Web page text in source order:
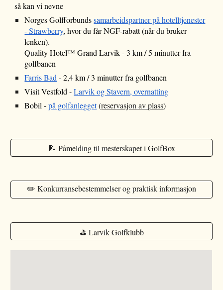
så kan vi nevne
Norges Golfforbunds samarbeidspartner på hotelltjenester
- Strawberry, hvor du får NGF-rabatt (når du bruker
lenken).
Quality Hotel™ Grand Larvik - 3 km / 5 minutter fra
golfbanen
Farris Bad - 2,4 km / 3 minutter fra golfbanen
Visit Vestfold - Larvik og Stavern, overnatting
Bobil - på golfanlegget(reservasjon av plass)
📝 Påmelding til mesterskapet i GolfBox
✏️ Konkurransebestemmelser og praktisk informasjon
⛳️ Larvik Golfklubb